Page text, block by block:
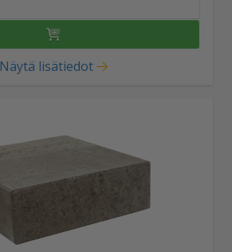
Näytä lisätiedot